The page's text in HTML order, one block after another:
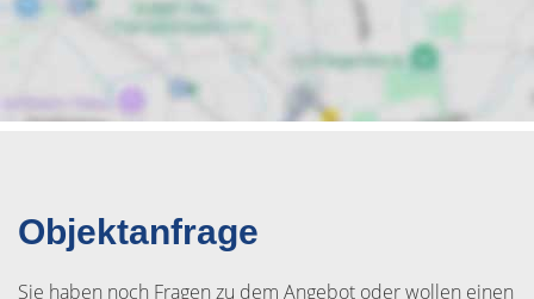
Objektanfrage
Sie haben noch Fragen zu dem Angebot oder wollen einen